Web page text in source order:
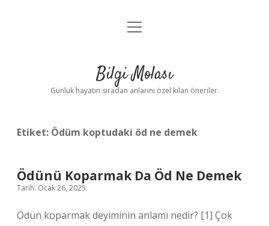
Anasayfa
Yasal Uyarı
menüyü
Bilgi Molası
Günlük hayatın sıradan anlarını özel kılan öneriler.
Etiket: Ödüm koptudaki öd ne demek
Ödünü Koparmak Da Öd Ne Demek
Tarih: Ocak 26, 2025
Ödün koparmak deyiminin anlamı nedir? [1] Çok